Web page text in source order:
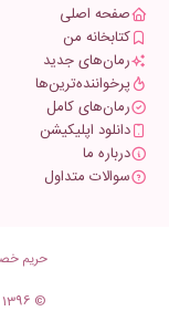
صفحه اصلی
کتابخانه من
رمان‌های جدید
پرخواننده‌ترین‌ها
رمان‌های کامل
دانلود اپلیکیشن
درباره ما
سوالات متداول
© 1396
حریم